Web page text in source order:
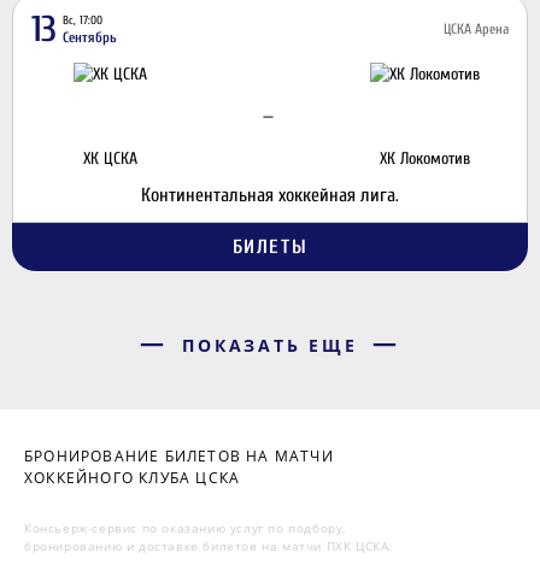
13 Вс, 17:00
Сентябрь ЦСКА Арена
ХК ЦСКА
—
ХК Локомотив
Континентальная хоккейная лига.
БИЛЕТЫ
ПОКАЗАТЬ ЕЩЕ
БРОНИРОВАНИЕ БИЛЕТОВ НА МАТЧИ
ХОККЕЙНОГО КЛУБА ЦСКА
Консьерж-сервис по оказанию услуг по подбору,
бронированию и доставке билетов на матчи ПХК ЦСКА.